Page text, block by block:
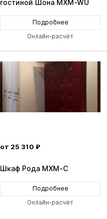
гостиной Шона MXM-WU
Подробнее
Онлайн-расчёт
от 25 310 ₽
Шкаф Рода MXM-C
Подробнее
Онлайн-расчёт